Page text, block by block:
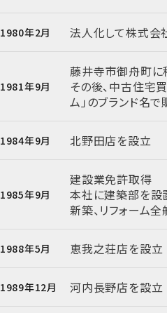
1980年2月 法人化して株式会
1981年9月
藤井寺市御舟町に
その後、中古住宅
ム」のブランド名
1984年9月 北野田店を設立
1985年9月
建設業免許取得
本社に建築部を設
新築、リフォーム
1988年5月 恵我之荘店を設立
1989年12月 河内長野店を設立